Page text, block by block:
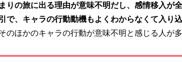
りの旅に出る理由が意味不明だし、感情移入が
で、キャラの行動動機もよくわからなくて入り
のほかのキャラの行動が意味不明と感じる人が